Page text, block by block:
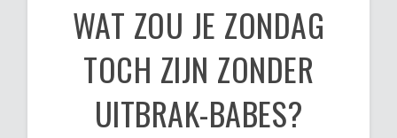
WAT ZOU JE ZONDAG
TOCH ZIJN ZONDER
UITBRAK-BABES?